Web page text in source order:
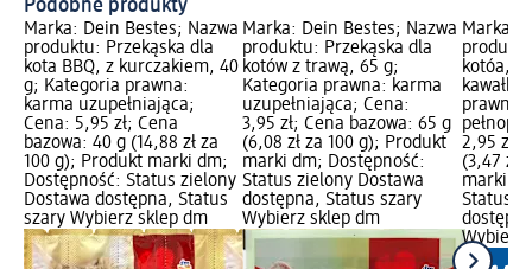
Podobne produkty
Marka: Dein Bestes; Nazwa
produktu: Przekąska dla
kota BBQ, z kurczakiem, 40
g; Kategoria prawna:
karma uzupełniająca;
Cena: 5,95 zł; Cena
bazowa: 40 g (14,88 zł za
100 g); Produkt marki dm;
Dostępność: Status zielony
Dostawa dostępna, Status
szary Wybierz sklep dm
Marka: Dein Bestes; Nazwa
produktu: Przekąska dla
kotów z trawą, 65 g;
Kategoria prawna: karma
uzupełniająca; Cena:
3,95 zł; Cena bazowa: 65 g
(6,08 zł za 100 g); Produkt
marki dm; Dostępność:
Status zielony Dostawa
dostępna, Status szary
Wybierz sklep dm
Marka:
kotóa,
prawna:
2,95 zł;
(3,47 zł
marki
Status
Wybierz